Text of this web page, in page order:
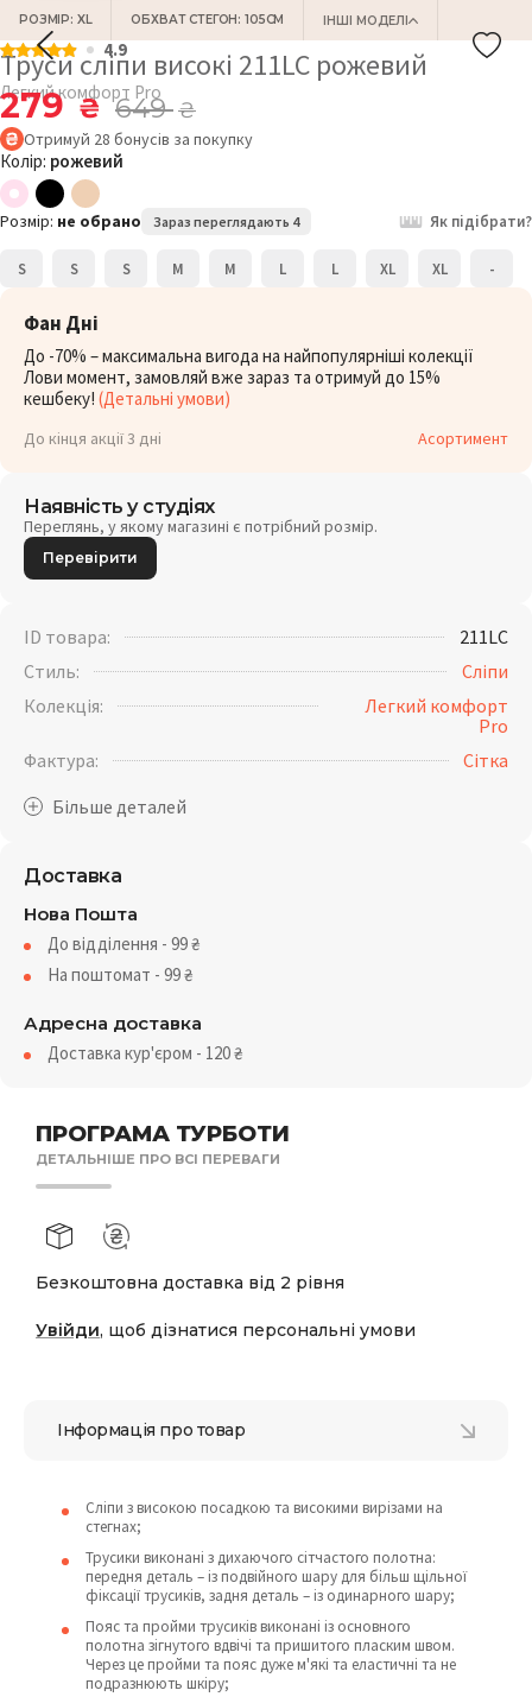
РОЗМІР: XL ОБХВАТ СТЕГОН: 105СМ ІНШІ МОДЕЛІ
4.9
Труси сліпи високі 211LC рожевий
Легкий комфорт Pro
279₴ 649₴
Отримуй 28 бонусів за покупку
Колір: рожевий
Розмір: не обрано Зараз переглядають 4 Як підібрати?
S S S M M L L XL XL -
Фан Дні
До -70% – максимальна вигода на найпопулярніші колекції
Лови момент, замовляй вже зараз та отримуй до 15%
кешбеку! (Детальні умови)
До кінця акції 3 дні Асортимент
ПРОГРАМА ТУРБОТИ
ДЕТАЛЬНІШЕ ПРО ВСІ ПЕРЕВАГИ
Безкоштовна доставка від 2 рівня
Увійди, щоб дізнатися персональні умови
Наявність у студіях
Переглянь, у якому магазині є потрібний розмір.
Перевірити
ID товара:
211LC
Стиль:
Сліпи
Колекція:
Легкий комфорт
Pro
Фактура:
Сітка
Доставка
Нова Пошта
До відділення - 99₴
На поштомат - 99₴
Адресна доставка
Доставка кур'єром - 120₴
Інформація про товар
Сліпи з високою посадкою та високими вирізами на
стегнах;
Трусики виконані з дихаючого сітчастого полотна:
передня деталь – із подвійного шару для більш щільної
фіксації трусиків, задня деталь – із одинарного шару;
Пояс та пройми трусиків виконані із основного
полотна зігнутого вдвічі та пришитого пласким швом.
Через це пройми та пояс дуже м'які та еластичні та не
подразнюють шкіру;